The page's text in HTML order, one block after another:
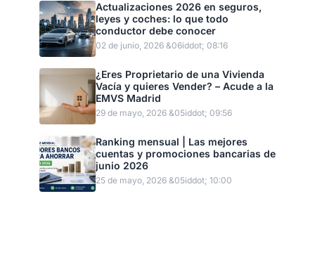
Actualizaciones 2026 en seguros,
leyes y coches: lo que todo
conductor debe conocer
02 de junio, 2026 &06iddot; 08:16
¿Eres Proprietario de una Vivienda
Vacía y quieres Vender? – Acude a la
EMVS Madrid
29 de mayo, 2026 &05iddot; 09:56
Ranking mensual | Las mejores
cuentas y promociones bancarias de
junio 2026
25 de mayo, 2026 &05iddot; 10:00